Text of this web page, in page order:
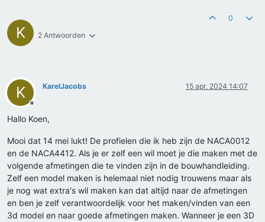
K 2 Antwoorden
0
K
Offline
KarelJacobs 15 apr. 2024 14:07
Hallo Koen,
Mooi dat 14 mei lukt! De profielen die ik heb zijn de NACA0012
en de NACA4412. Als je er zelf een wil moet je die maken met de
volgende afmetingen die te vinden zijn in de bouwhandleiding.
Zelf een model maken is helemaal niet nodig trouwens maar als
je nog wat extra's wil maken kan dat altijd naar de afmetingen
en ben je zelf verantwoordelijk voor het maken/vinden van een
3d model en naar goede afmetingen maken. Wanneer je een 3D